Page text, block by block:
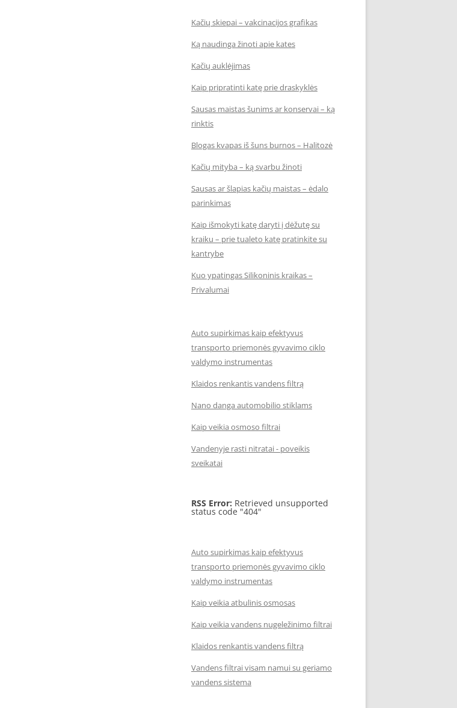
Kačių skiepai – vakcinacijos grafikas
Ką naudinga žinoti apie kates
Kačių auklėjimas
Kaip pripratinti katę prie draskyklės
Sausas maistas šunims ar konservai – ką
rinktis
Blogas kvapas iš šuns burnos – Halitozė
Kačių mityba – ką svarbu žinoti
Sausas ar šlapias kačių maistas – ėdalo
parinkimas
Kaip išmokyti katę daryti į dėžutę su
kraiku – prie tualeto katę pratinkite su
kantrybe
Kuo ypatingas Silikoninis kraikas –
Privalumai
Auto supirkimas kaip efektyvus
transporto priemonės gyvavimo ciklo
valdymo instrumentas
Klaidos renkantis vandens filtrą
Nano danga automobilio stiklams
Kaip veikia osmoso filtrai
Vandenyje rasti nitratai - poveikis
sveikatai
RSS Error: Retrieved unsupported
status code "404"
Auto supirkimas kaip efektyvus
transporto priemonės gyvavimo ciklo
valdymo instrumentas
Kaip veikia atbulinis osmosas
Kaip veikia vandens nugeležinimo filtrai
Klaidos renkantis vandens filtrą
Vandens filtrai visam namui su geriamo
vandens sistema